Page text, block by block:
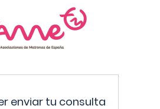
enviar tu consulta